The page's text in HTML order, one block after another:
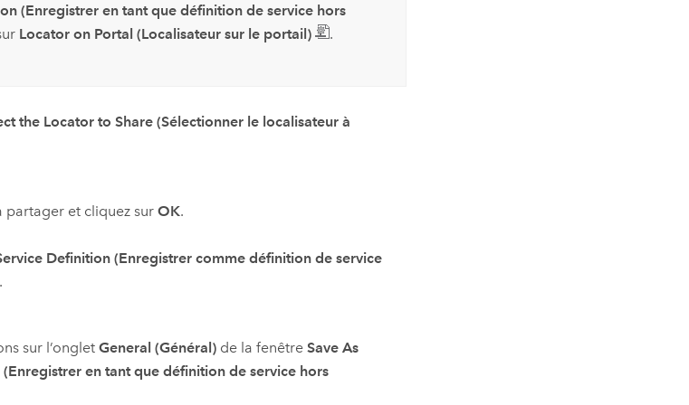
(Enregistrer en tant que définition de service hors
Locator on Portal (Localisateur sur le portail) .
the Locator to Share (Sélectionner le localisateur à
partager et cliquez surOK.
Definition (Enregistrer comme définition de service
sur l’ongletGeneral (Général) de la fenêtreSave As
en tant que définition de service hors